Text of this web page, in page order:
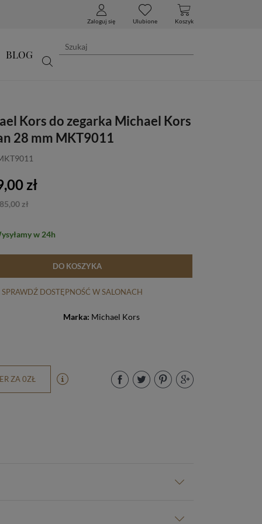
Zaloguj się Ulubione Koszyk
BLOG
Kors do zegarka Michael Kors
28 mm MKT9011
zł
zł
w 24h
DO KOSZYKA
SPRAWDŹ DOSTĘPNOŚĆ W SALONACH
Marka: Michael Kors
ZA 0ZŁ